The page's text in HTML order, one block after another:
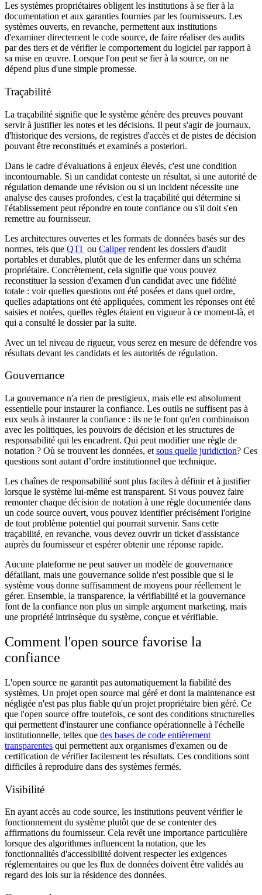
Les systèmes propriétaires obligent les institutions à se fier à la
documentation et aux garanties fournies par les fournisseurs. Les
systèmes ouverts, en revanche, permettent aux institutions
d'examiner directement le code source, de faire réaliser des audits
par des tiers et de vérifier le comportement du logiciel par rapport à
sa mise en œuvre. Lorsque l'on peut se fier à la source, on ne
dépend plus d'une simple promesse.
Traçabilité
La traçabilité signifie que le système génère des preuves pouvant
servir à justifier les notes et les décisions. Il peut s'agir de journaux,
d'historique des versions, de registres d'accès et de pistes de décision
pouvant être reconstitués et examinés a posteriori.
Dans le cadre d'évaluations à enjeux élevés, c'est une condition
incontournable. Si un candidat conteste un résultat, si une autorité de
régulation demande une révision ou si un incident nécessite une
analyse des causes profondes, c'est la traçabilité qui détermine si
l'établissement peut répondre en toute confiance ou s'il doit s'en
remettre au fournisseur.
Les architectures ouvertes et les formats de données basés sur des
normes, tels que QTI ou Caliperrendent les dossiers d'audit
portables et durables, plutôt que de les enfermer dans un schéma
propriétaire. Concrètement, cela signifie que vous pouvez
reconstituer la session d'examen d'un candidat avec une fidélité
totale : voir quelles questions ont été posées et dans quel ordre,
quelles adaptations ont été appliquées, comment les réponses ont été
saisies et notées, quelles règles étaient en vigueur à ce moment-là, et
qui a consulté le dossier par la suite.
Avec un tel niveau de rigueur, vous serez en mesure de défendre vos
résultats devant les candidats et les autorités de régulation.
Gouvernance
La gouvernance n'a rien de prestigieux, mais elle est absolument
essentielle pour instaurer la confiance. Les outils ne suffisent pas à
eux seuls à instaurer la confiance : ils ne le font qu'en combinaison
avec les politiques, les pouvoirs de décision et les structures de
responsabilité qui les encadrent. Qui peut modifier une règle de
notation ? Où se trouvent les données, et sous quelle juridiction? Ces
questions sont autant d’ordre institutionnel que technique.
Les chaînes de responsabilité sont plus faciles à définir et à justifier
lorsque le système lui-même est transparent. Si vous pouvez faire
remonter chaque décision de notation à une règle documentée dans
un code source ouvert, vous pouvez identifier précisément l'origine
de tout problème potentiel qui pourrait survenir. Sans cette
traçabilité, en revanche, vous devez ouvrir un ticket d'assistance
auprès du fournisseur et espérer obtenir une réponse rapide.
Aucune plateforme ne peut sauver un modèle de gouvernance
défaillant, mais une gouvernance solide n'est possible que si le
système vous donne suffisamment de moyens pour réellement le
gérer. Ensemble, la transparence, la vérifiabilité et la gouvernance
font de la confiance non plus un simple argument marketing, mais
une propriété intrinsèque du système, conçue et vérifiable.
Comment l'open source favorise la
confiance
L'open source ne garantit pas automatiquement la fiabilité des
systèmes. Un projet open source mal géré et dont la maintenance est
négligée n'est pas plus fiable qu'un projet propriétaire bien géré. Ce
que l'open source offre toutefois, ce sont des conditions structurelles
qui permettent d'instaurer une confiance opérationnelle à l'échelle
institutionnelle, telles que des bases de code entièrement
transparentes qui permettent aux organismes d'examen ou de
certification de vérifier facilement les résultats. Ces conditions sont
difficiles à reproduire dans des systèmes fermés.
Visibilité
En ayant accès au code source, les institutions peuvent vérifier le
fonctionnement du système plutôt que de se contenter des
affirmations du fournisseur. Cela revêt une importance particulière
lorsque des algorithmes influencent la notation, que les
fonctionnalités d'accessibilité doivent respecter les exigences
réglementaires ou que les flux de données doivent être validés au
regard des lois sur la résidence des données.